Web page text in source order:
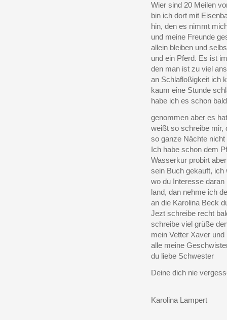
Wier sind 20 Meilen
bin ich dort mit
hin, den es nimmt
und meine Freunde
allein bleiben und
und ein Pferd. Es ist
den man ist zu viel
an Schlafloßigkeit ich
kaum eine Stunde
habe ich es schon
genommen aber es
weißt so schreibe mir,
so ganze Nächte
Ich habe schon dem
Wasserkur probirt
sein Buch gekauft,
wo du Interesse
land, dan nehme ich
an die Karolina Beck
Jezt schreibe recht
schreibe viel grüße
mein Vetter Xaver
alle meine
du liebe Schwester
Deine dich nie
Karolina Lampert